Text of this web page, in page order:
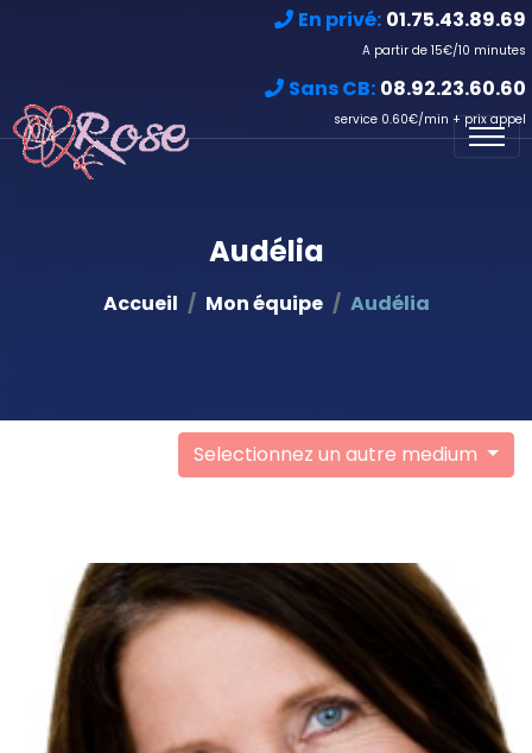
En privé: 01.75.43.89.69
A partir de 15€/10 minutes
Sans CB: 08.92.23.60.60
service 0.60€/min + prix appel
Audélia
Accueil Mon équipe Audélia
Selectionnez un autre medium